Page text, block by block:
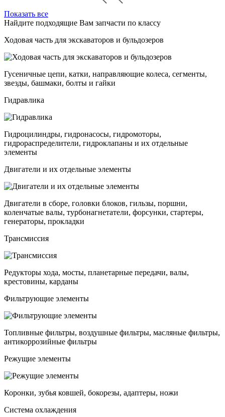
Показать все
Найдите подходящие Вам запчасти по классу
Ходовая часть для экскаваторов и бульдозеров
Гусеничные цепи, катки, направляющие колеса, сегменты,
звезды, башмаки, болты и гайки
Гидравлика
Гидроцилиндры, гидронасосы, гидромоторы,
гидрораспределители, гидроклапаны и их отдельные
элементы
Двигатели и их отдельные элементы
Двигатели в сборе, головки блоков, гильзы, поршни,
коленчатые валы, турбонагнетатели, форсунки, стартеры,
генераторы, прокладки
Трансмиссия
Редукторы хода, мосты, планетарные передачи, валы,
крестовины, карданы
Фильтрующие элементы
Топливные фильтры, воздушные фильтры, масляные фильтры,
антикоррозийные фильтры
Режущие элементы
Коронки, зубья ковшей, бокорезы, адаптеры, ножи
Система охлаждения